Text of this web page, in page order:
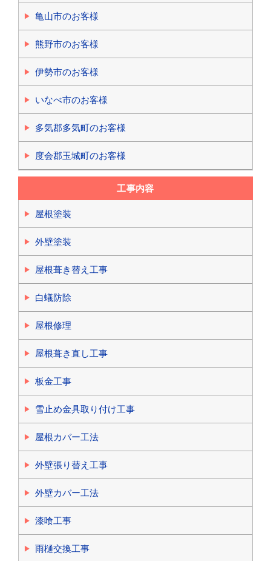
亀山市のお客様
熊野市のお客様
伊勢市のお客様
いなべ市のお客様
多気郡多気町のお客様
度会郡玉城町のお客様
工事内容
屋根塗装
外壁塗装
屋根葺き替え工事
白蟻防除
屋根修理
屋根葺き直し工事
板金工事
雪止め金具取り付け工事
屋根カバー工法
外壁張り替え工事
外壁カバー工法
漆喰工事
雨樋交換工事